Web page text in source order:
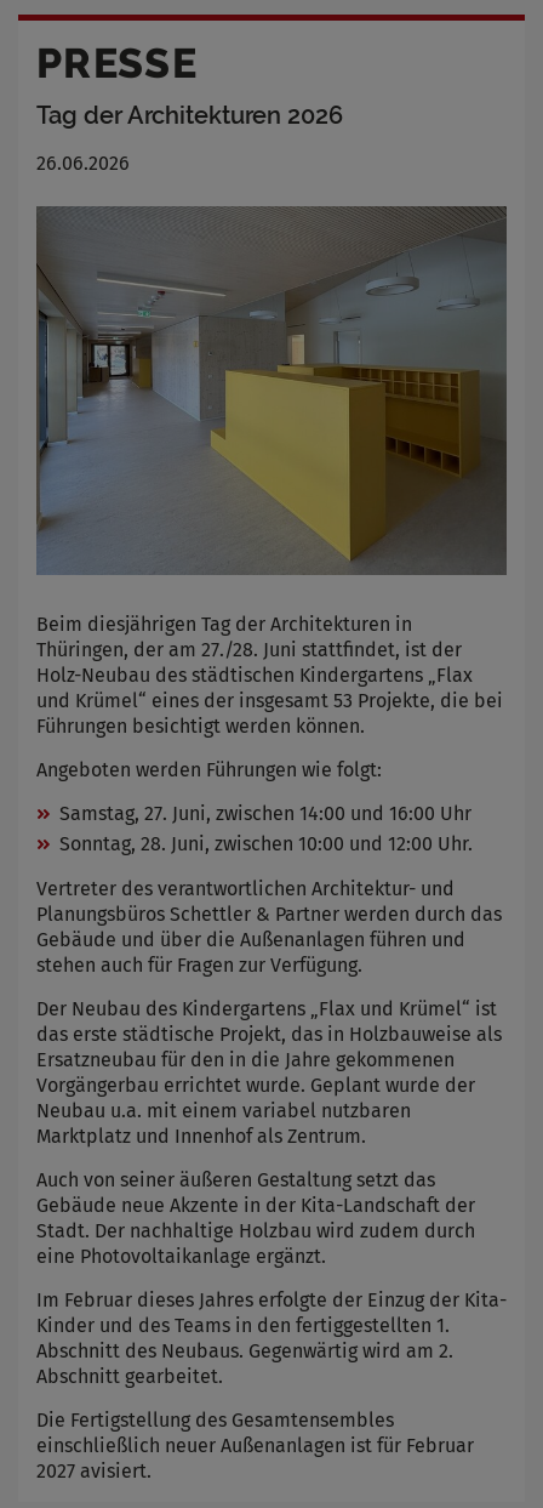
PRESSE
Tag der Architekturen 2026
26.06.2026
Beim diesjährigen Tag der Architekturen in
Thüringen, der am 27./28. Juni stattfindet, ist der
Holz-Neubau des städtischen Kindergartens „Flax
und Krümel“ eines der insgesamt 53 Projekte, die bei
Führungen besichtigt werden können.
Angeboten werden Führungen wie folgt:
Samstag, 27. Juni, zwischen 14:00 und 16:00 Uhr
Sonntag, 28. Juni, zwischen 10:00 und 12:00 Uhr.
Vertreter des verantwortlichen Architektur- und
Planungsbüros Schettler & Partner werden durch das
Gebäude und über die Außenanlagen führen und
stehen auch für Fragen zur Verfügung.
Der Neubau des Kindergartens „Flax und Krümel“ ist
das erste städtische Projekt, das in Holzbauweise als
Ersatzneubau für den in die Jahre gekommenen
Vorgängerbau errichtet wurde. Geplant wurde der
Neubau u.a. mit einem variabel nutzbaren
Marktplatz und Innenhof als Zentrum.
Auch von seiner äußeren Gestaltung setzt das
Gebäude neue Akzente in der Kita-Landschaft der
Stadt. Der nachhaltige Holzbau wird zudem durch
eine Photovoltaikanlage ergänzt.
Im Februar dieses Jahres erfolgte der Einzug der Kita-
Kinder und des Teams in den fertiggestellten 1.
Abschnitt des Neubaus. Gegenwärtig wird am 2.
Abschnitt gearbeitet.
Die Fertigstellung des Gesamtensembles
einschließlich neuer Außenanlagen ist für Februar
2027 avisiert.